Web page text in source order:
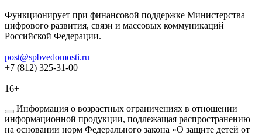
Функционирует при финансовой поддержке Министерства
цифрового развития, связи и массовых коммуникаций
Российской Федерации.
post@spbvedomosti.ru
+7 (812) 325-31-00
16+
Информация о возрастных ограничениях в отношении
информационной продукции, подлежащая распространению
на основании норм Федерального закона «О защите детей от